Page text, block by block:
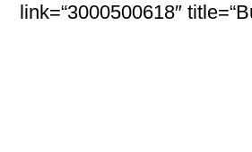
link=“3000500618″